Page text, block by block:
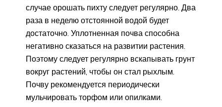
случае орошать пихту следует регулярно. Два
раза в неделю отстоянной водой будет
достаточно. Уплотненная почва способна
негативно сказаться на развитии растения.
Поэтому следует регулярно вскапывать грунт
вокруг растений, чтобы он стал рыхлым.
Почву рекомендуется периодически
мульчировать торфом или опилками.